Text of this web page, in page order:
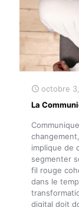
octobre
La
implique de
segmenter
fil rouge
dans le
digital doit